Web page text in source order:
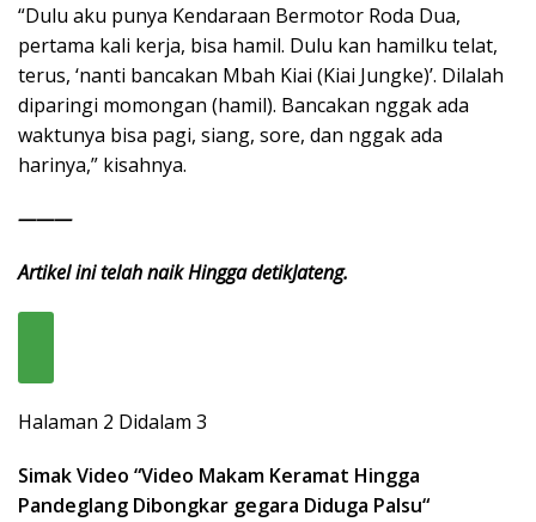
“Dulu aku punya Kendaraan Bermotor Roda Dua,
pertama kali kerja, bisa hamil. Dulu kan hamilku telat,
terus, ‘nanti bancakan Mbah Kiai (Kiai Jungke)’. Dilalah
diparingi momongan (hamil). Bancakan nggak ada
waktunya bisa pagi, siang, sore, dan nggak ada
harinya,” kisahnya.
———
Artikel ini telah naik Hingga detikJateng.
Halaman 2 Didalam 3
Simak Video “Video Makam Keramat Hingga
Pandeglang Dibongkar gegara Diduga Palsu“